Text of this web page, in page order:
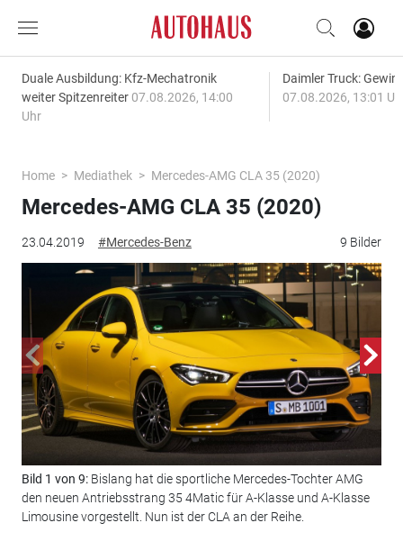
Duale Ausbildung: Kfz-Mechatronik
weiter Spitzenreiter 07.08.2026, 14:00
Uhr
Daimler Truck:
07.08.2026, 13:01
Home Mediathek Mercedes-AMG CLA 35 (2020)
23.04.2019 #Mercedes-Benz 9 Bilder
Mercedes-AMG CLA 35 (2020)
Bild 1 von 9: Bislang hat die sportliche Mercedes-Tochter AMG
den neuen Antriebsstrang 35 4Matic für A-Klasse und A-Klasse
Limousine vorgestellt. Nun ist der CLA an der Reihe.